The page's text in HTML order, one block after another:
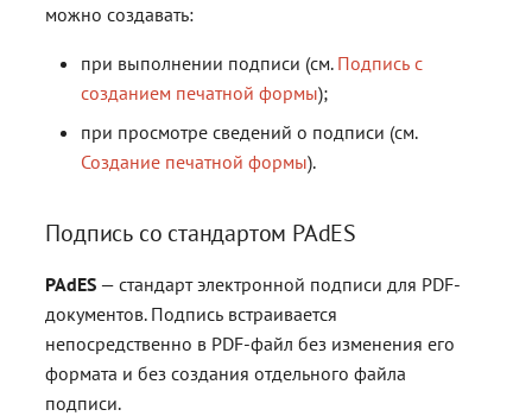
можно создавать:
при выполнении подписи (см. Подпись с
созданием печатной формы);
при просмотре сведений о подписи (см.
Создание печатной формы).
Подпись со стандартом PAdES
PAdES — стандарт электронной подписи для PDF-
документов. Подпись встраивается
непосредственно в PDF-файл без изменения его
формата и без создания отдельного файла
подписи.